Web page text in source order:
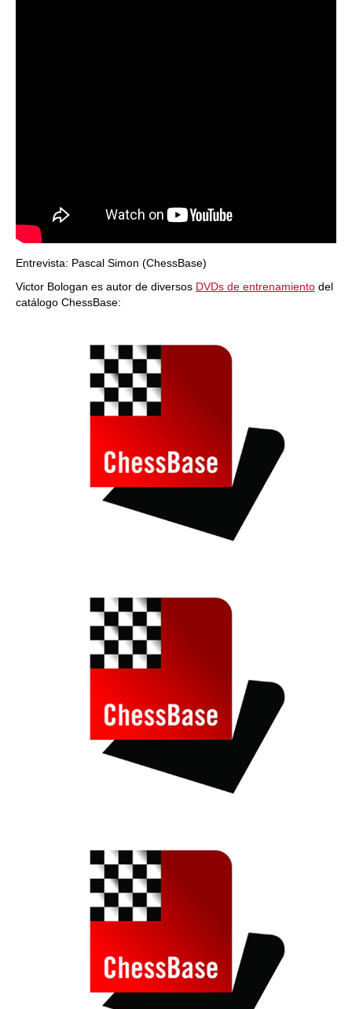
Entrevista: Pascal Simon (ChessBase)
Victor Bologan es autor de diversos DVDs de entrenamiento del
catálogo ChessBase: